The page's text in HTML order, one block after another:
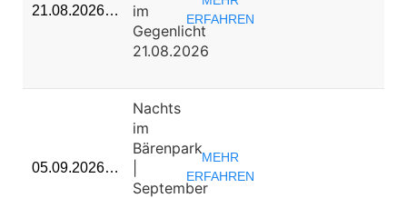
21.08.2026…
im
Gegenlicht
21.08.2026
ERFAHREN
05.09.2026…
Nachts
im
Bärenpark
September
MEHR
ERFAHREN